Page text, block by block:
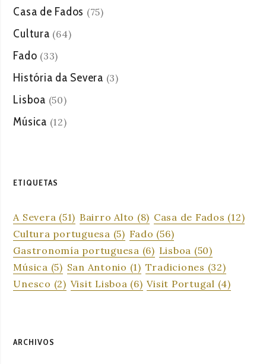
Casa de Fados (75)
Cultura (64)
Fado (33)
História da Severa (3)
Lisboa (50)
Música (12)
ETIQUETAS
A Severa (51) Bairro Alto (8) Casa de Fados (12)
Cultura portuguesa (5) Fado (56)
Gastronomía portuguesa (6) Lisboa (50)
Música (5) San Antonio (1) Tradiciones (32)
Unesco (2) Visit Lisboa (6) Visit Portugal (4)
ARCHIVOS